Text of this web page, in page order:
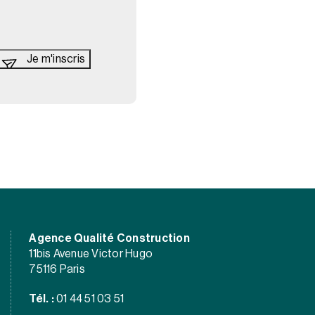
Agence Qualité Construction
11bis Avenue Victor Hugo
75116 Paris
Tél. : 01 44 51 03 51